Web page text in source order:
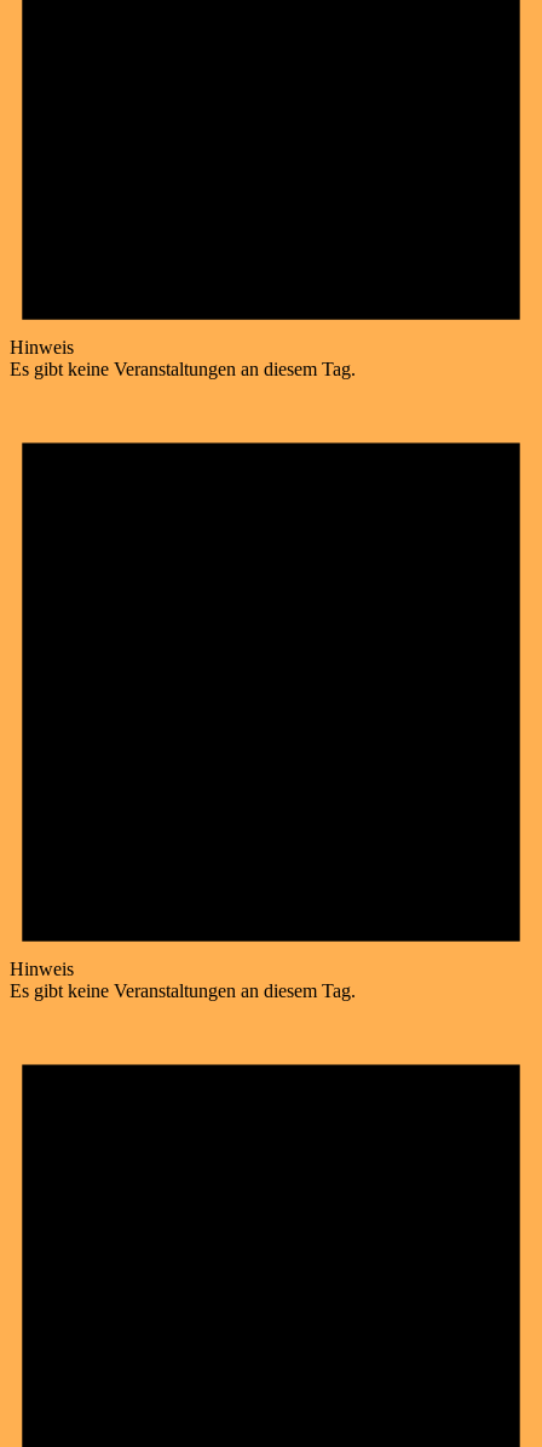
Hinweis
Es gibt keine Veranstaltungen an diesem Tag.
Hinweis
Es gibt keine Veranstaltungen an diesem Tag.